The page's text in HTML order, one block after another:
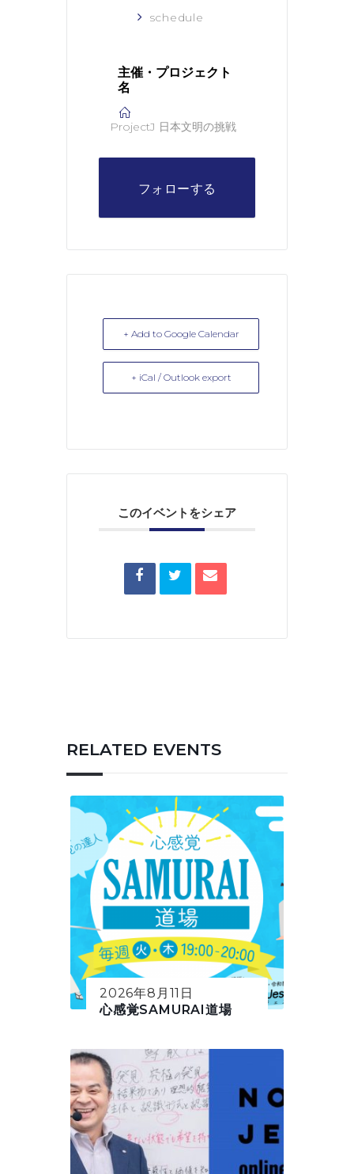
schedule
主催・プロジェクト
名
ProjectJ 日本文明の挑戦
フォローする
+ Add to Google Calendar
+ iCal / Outlook export
このイベントをシェア
RELATED EVENTS
2026年8月11日
心感覚SAMURAI道場